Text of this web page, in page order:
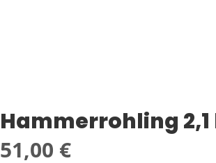
Hammerrohling 2,1
Regulärer Preis:
51,00 €